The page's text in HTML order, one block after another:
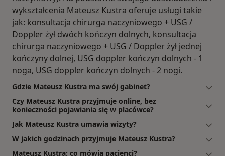
wykształcenia Mateusz Kustra oferuje usługi takie
jak: konsultacja chirurga naczyniowego + USG /
Doppler żył dwóch kończyn dolnych, konsultacja
chirurga naczyniowego + USG / Doppler żył jednej
kończyny dolnej, USG doppler kończyn dolnych - 1
noga, USG doppler kończyn dolnych - 2 nogi.
Gdzie Mateusz Kustra ma swój gabinet?
Czy Mateusz Kustra przyjmuje online, bez
konieczności pojawiania się w placówce?
Jak Mateusz Kustra umawia wizyty?
W jakich godzinach przyjmuje Mateusz Kustra?
Mateusz Kustra: co mówią pacjenci?